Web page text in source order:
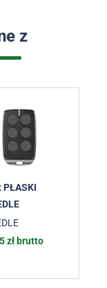
z
PŁASKI
zł brutto